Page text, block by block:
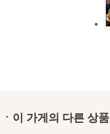
ㆍ이 가게의 다른 상품